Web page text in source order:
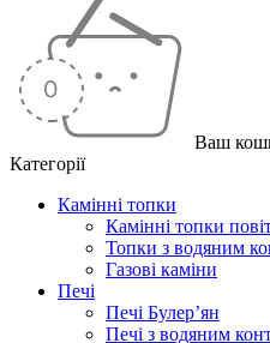
Ваш
Категорії
Камінні топки
Камінні топки
Топки з водяним
Газові каміни
Печі
Печі Булер’ян
Печі з водяним